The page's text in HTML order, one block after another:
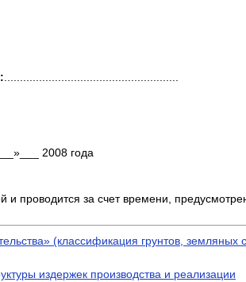
:.......................................................
2008 года
и проводится за счет времени,
(классификация грунтов, земляных
издержек производства и реализации